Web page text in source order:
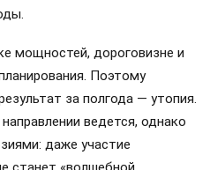
мощностей, дороговизне и
Поэтому
за полгода — утопия.
ведется, однако
даже участие